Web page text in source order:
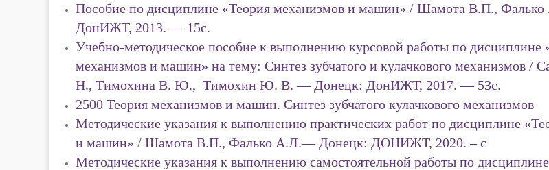
Пособие по дисциплине «Теория механизмов и машин» / Шамота В.П.,
ДонИЖТ, 2013. — 15с.
Учебно-методическое пособие к выполнению курсовой работы по дисциплине
механизмов и машин» на тему: Синтез зубчатого и кулачкового механизмов /
Н., Тимохина В. Ю., Тимохин Ю. В. — Донецк: ДонИЖТ, 2017. — 53с.
2500 Теория механизмов и машин. Синтез зубчатого кулачкового механизмов
Методические указания к выполнению практических работ по дисциплине
и машин» / Шамота В.П., Фалько А.Л.— Донецк: ДОНИЖТ, 2020. – с
Методические указания к выполнению самостоятельной работы по